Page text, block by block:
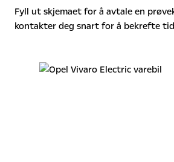
Fyll ut skjemaet for å avtale en
kontakter deg snart for å bekrefte